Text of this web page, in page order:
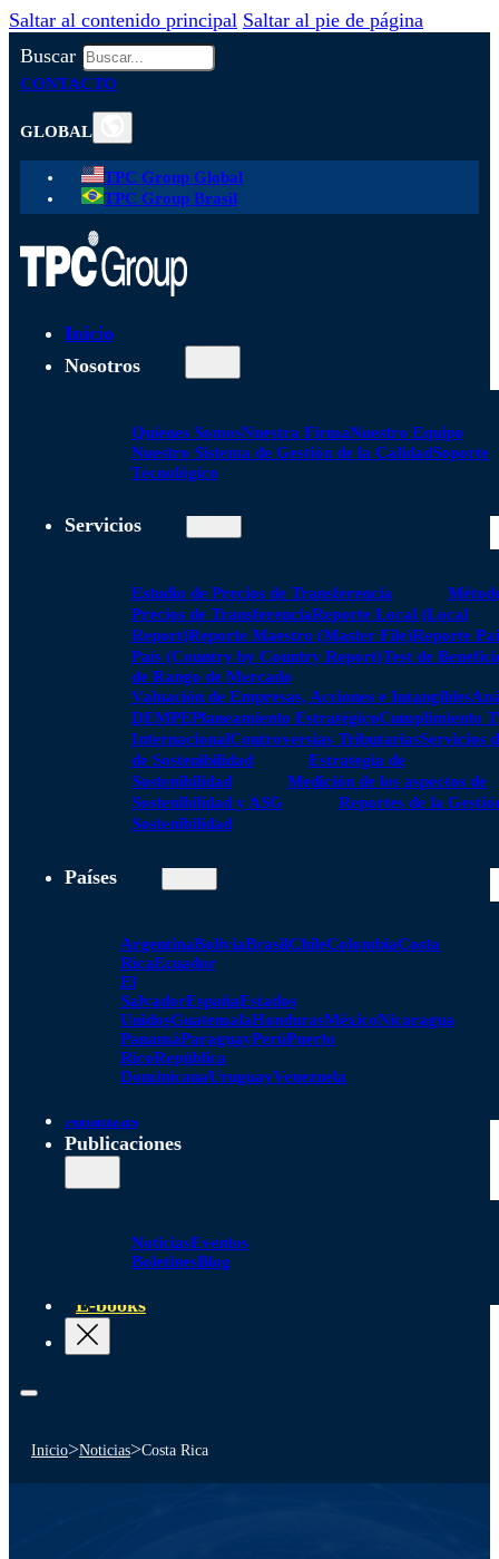
Saltar al contenido principal Saltar al pie de página
Buscar
CONTACTO
GLOBAL
TPC Group Global
TPC Group Brasil
Inicio
Nosotros
Quienes SomosNuestra FirmaNuestro Equipo
Nuestro Sistema de Gestión de la CalidadSoporte
Tecnológico
Servicios
Estudio de Precios de Transferencia
Precios de TransferenciaReporte Local (Local
Report)Reporte Maestro (Master File)Reporte
País (Country by Country Report)Test de
de Rango de Mercado
Valuación de Empresas, Acciones e Intangibles
DEMPEPlaneamiento EstratégicoCumplimiento
InternacionalControversias TributariasServicios
de Sostenibilidad
Estrategia de
Sostenibilidad
Medición de los aspectos de
Sostenibilidad y ASG
Reportes de la
Sostenibilidad
Países
ArgentinaBoliviaBrasilChileColombiaCosta
RicaEcuador
El
SalvadorEspañaEstados
UnidosGuatemalaHondurasMéxicoNicaragua
PanamáParaguayPerúPuerto
RicoRepública
DominicanaUruguayVenezuela
Alianzas
Publicaciones
NoticiasEventos
BoletinesBlog
E-books
Inicio>Noticias>Costa Rica